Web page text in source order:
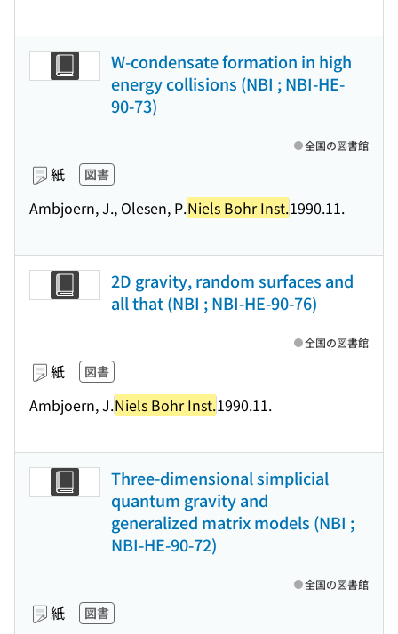
W-condensate formation in high
energy collisions (NBI ; NBI-HE-
90-73)
紙 図書
Ambjoern, J., Olesen, P.Niels Bohr Inst.1990.11.
全国の図書館
2D gravity, random surfaces and
all that (NBI ; NBI-HE-90-76)
紙 図書
Ambjoern, J.Niels Bohr Inst.1990.11.
全国の図書館
Three-dimensional simplicial
quantum gravity and
generalized matrix models (NBI ;
NBI-HE-90-72)
紙 図書
全国の図書館